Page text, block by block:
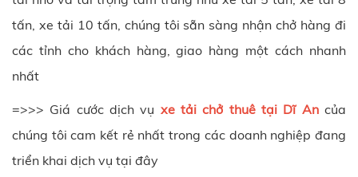
tấn, xe tải 10 tấn, chúng tôi sẵn sàng nhận chở hàng đi
các tỉnh cho khách hàng, giao hàng một cách nhanh
nhất
=>>> Giá cước dịch vụ xe tải chở thuê tại Dĩ Ancủa
chúng tôi cam kết rẻ nhất trong các doanh nghiệp đang
triển khai dịch vụ tại đây